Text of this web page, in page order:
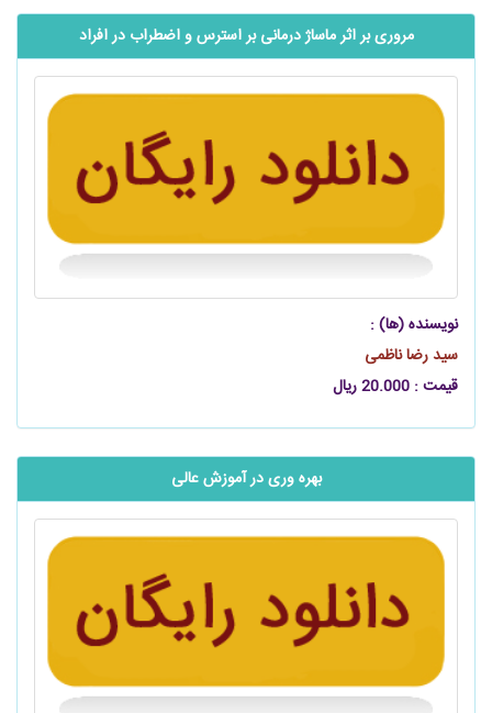
مروری بر اثر ماساژ درمانی بر استرس و اضطراب در افراد
نویسنده (ها) :
سید رضا ناظمی
قیمت : 20.000 ریال
بهره وری در آموزش عالی